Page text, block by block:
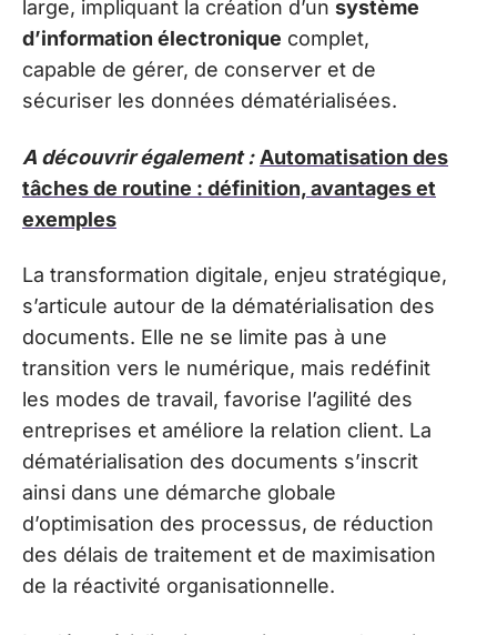
large, impliquant la création d’un système
d’information électronique complet,
capable de gérer, de conserver et de
sécuriser les données dématérialisées.
A découvrir également : Automatisation des
tâches de routine : définition, avantages et
exemples
La transformation digitale, enjeu stratégique,
s’articule autour de la dématérialisation des
documents. Elle ne se limite pas à une
transition vers le numérique, mais redéfinit
les modes de travail, favorise l’agilité des
entreprises et améliore la relation client. La
dématérialisation des documents s’inscrit
ainsi dans une démarche globale
d’optimisation des processus, de réduction
des délais de traitement et de maximisation
de la réactivité organisationnelle.